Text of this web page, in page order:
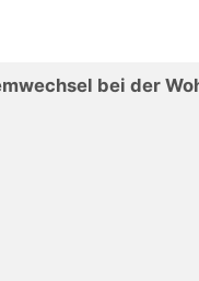
bei der